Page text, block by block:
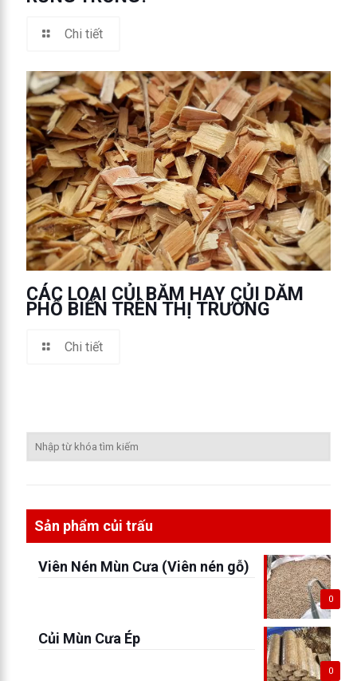
Chi tiết
CÁC LOẠI CỦI BĂM HAY CỦI DĂM
PHỔ BIẾN TRÊN THỊ TRƯỜNG
Chi tiết
Sản phẩm củi trấu
0
Viên Nén Mùn Cưa (Viên nén gỗ)
0
Củi Mùn Cưa Ép